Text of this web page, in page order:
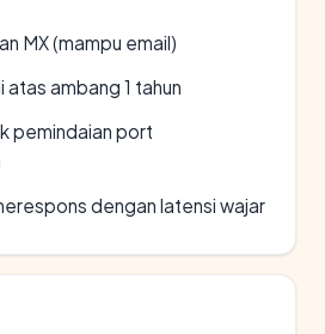
MX (mampu email)
atas ambang 1 tahun
pemindaian port
dengan latensi wajar